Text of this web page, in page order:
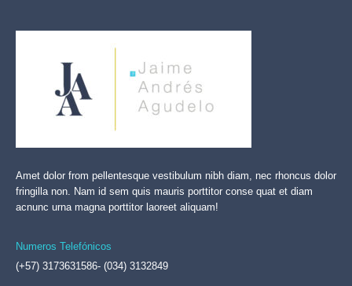
Amet dolor from pellentesque vestibulum nibh diam, nec rhoncus dolor
fringilla non. Nam id sem quis mauris porttitor conse quat et diam
acnunc urna magna porttitor laoreet aliquam!
Numeros Telefónicos
(+57) 3173631586- (034) 3132849